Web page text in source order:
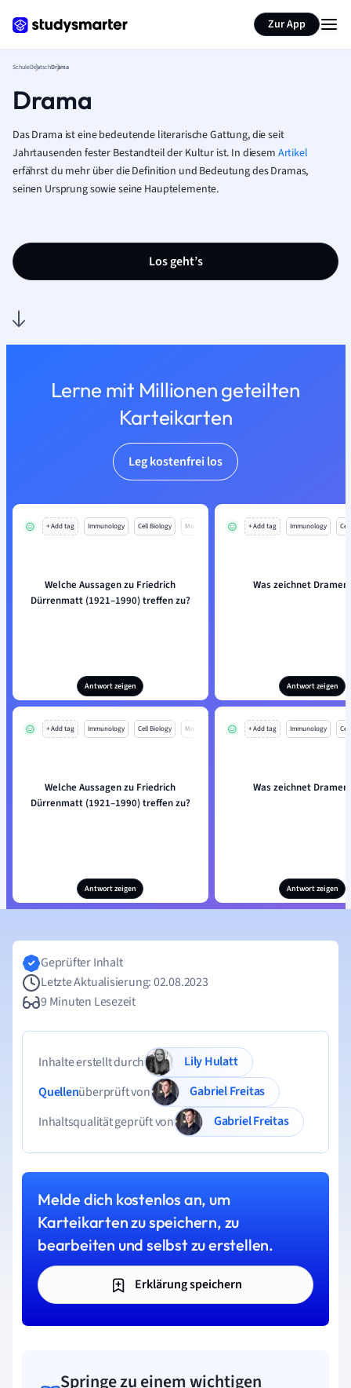
Zur App
SchuleDeutschDrama
Drama
Das Drama ist eine bedeutende literarische Gattung, die seit
Jahrtausenden fester Bestandteil der Kultur ist. In diesem Artikel
erfährst du mehr über die Definition und Bedeutung des Dramas,
seinen Ursprung sowie seine Hauptelemente.
Los geht’s
Lerne mit Millionen geteilten
Karteikarten
Leg kostenfrei los
+ Add tag Immunology Cell Biology Mo
Welche Aussagen zu Friedrich
Dürrenmatt (1921–1990) treffen zu?
Antwort zeigen
+ Add tag Immunology
Was zeichnet Dramen
Antwort zeigen
+ Add tag Immunology Cell Biology Mo
Welche Aussagen zu Friedrich
Dürrenmatt (1921–1990) treffen zu?
Antwort zeigen
+ Add tag Immunology
Was zeichnet Dramen
Antwort zeigen
Seite zusammenfassen
Geprüfter Inhalt
Letzte Aktualisierung: 02.08.2023
9 Minuten Lesezeit
Inhalte erstellt durch
Lily Hulatt
Quellenüberprüft von
Gabriel Freitas
Inhaltsqualität geprüft von
Gabriel Freitas
Melde dich kostenlos an, um
Karteikarten zu speichern, zu
bearbeiten und selbst zu erstellen.
Erklärung speichern
Springe zu einem wichtigen